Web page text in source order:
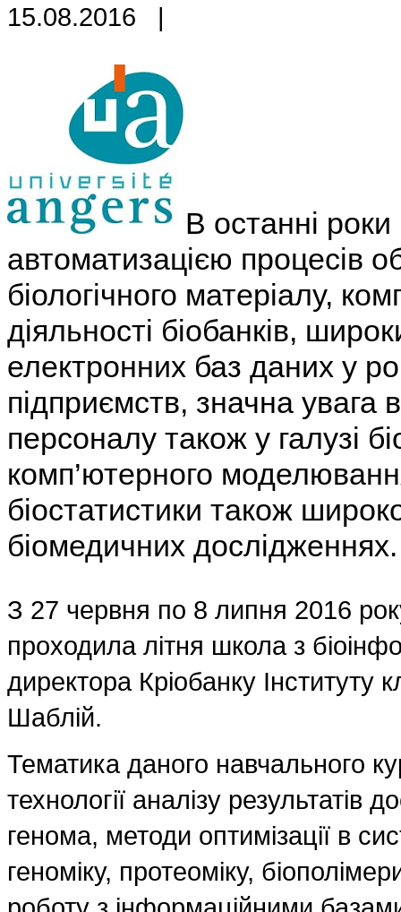
15.08.2016 |
В останні роки
автоматизацією процесів
біологічного матеріалу,
діяльності біобанків,
електронних баз даних у
підприємств, значна увага
персоналу також у галузі
комп’ютерного
біостатистики також
біомедичних дослідженнях.
З 27 червня по 8 липня 2016
проходила літня школа з
директора Кріобанку Інституту
Шаблій.
Тематика даного навчального
технології аналізу
генома, методи оптимізації в
геноміку, протеоміку,